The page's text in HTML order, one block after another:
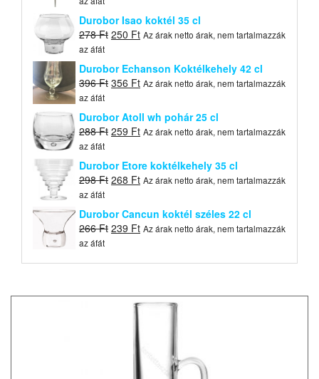
was:
890 Ft.
is:
840 Ft.
Durobor Isao koktél 35 cl
278Ft Original
was:
278 Ft.
250 FtCurrent
250 Ft.
Az árak netto árak, nem tartalmazzák
az áfát
Durobor Echanson Koktélkehely 42 cl
396Ft Original
was:
396 Ft.
356 FtCurrent
is:
356 Ft.
Az árak netto árak, nem tartalmazzák
az áfát
Durobor Atoll wh pohár 25 cl
288Ft Original
was:
288 Ft.
259 FtCurrent
259 Ft.
Az árak netto árak, nem tartalmazzák
az áfát
Durobor Etore koktélkehely 35 cl
298Ft Original
was:
298 Ft.
268 FtCurrent
268 Ft.
Az árak netto árak, nem tartalmazzák
az áfát
Durobor Cancun koktél széles 22 cl
266Ft Original
239 FtCurrent
Az árak netto árak, nem tartalmazzák
az áfát